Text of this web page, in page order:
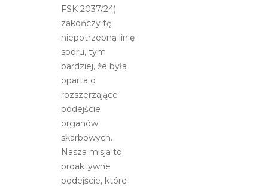
FSK 2037/24)
zakończy tę
niepotrzebną linię
sporu, tym
bardziej, że była
oparta o
rozszerzające
podejście
organów
skarbowych.
Nasza misja to
proaktywne
podejście, które